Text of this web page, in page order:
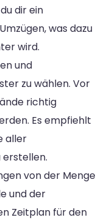
dir ein
was dazu
wird.
und
zu wählen. Vor
richtig
Es empfiehlt
aller
von der Menge
und der
Zeitplan für den